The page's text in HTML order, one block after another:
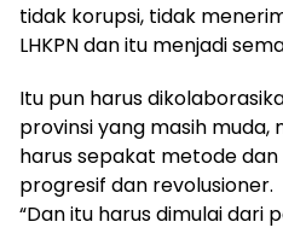
tidak korupsi, tidak
LHKPN dan itu menjadi
Itu pun harus
provinsi yang masih muda,
harus sepakat metode
progresif dan revolusioner.
“Dan itu harus dimulai dari